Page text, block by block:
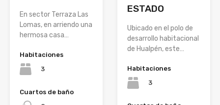
En sector Terraza Las
Lomas, en arriendo una
hermosa casa…
Habitaciones
3
Cuartos de baño
ESTADO
Ubicado en el polo de
desarrollo habitacional
de Hualpén, este…
Habitaciones
3